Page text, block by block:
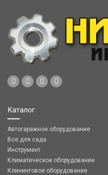
Каталог
Автогаражное оборудование
Все для сада
Инструмент
Климатическое оборудование
Клининговое оборудование